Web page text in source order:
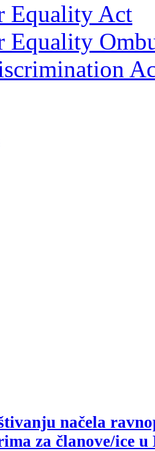
Equality Act
Equality
načela
za članove/ice